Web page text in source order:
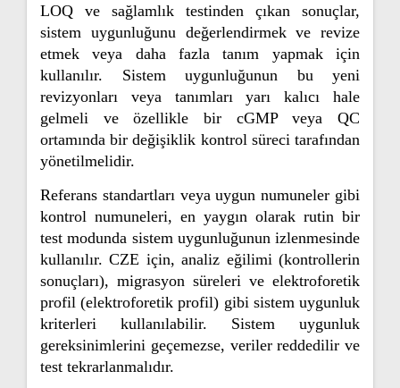
LOQ ve sağlamlık testinden çıkan sonuçlar,
sistem uygunluğunu değerlendirmek ve revize
etmek veya daha fazla tanım yapmak için
kullanılır. Sistem uygunluğunun bu yeni
revizyonları veya tanımları yarı kalıcı hale
gelmeli ve özellikle bir cGMP veya QC
ortamında bir değişiklik kontrol süreci tarafından
yönetilmelidir.
Referans standartları veya uygun numuneler gibi
kontrol numuneleri, en yaygın olarak rutin bir
test modunda sistem uygunluğunun izlenmesinde
kullanılır. CZE için, analiz eğilimi (kontrollerin
sonuçları), migrasyon süreleri ve elektroforetik
profil (elektroforetik profil) gibi sistem uygunluk
kriterleri kullanılabilir. Sistem uygunluk
gereksinimlerini geçemezse, veriler reddedilir ve
test tekrarlanmalıdır.